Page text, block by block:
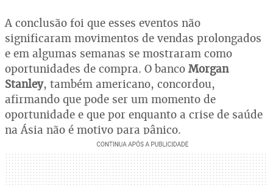
A conclusão foi que esses eventos não
significaram movimentos de vendas prolongados
e em algumas semanas se mostraram como
oportunidades de compra. O banco Morgan
Stanley, também americano, concordou,
afirmando que pode ser um momento de
oportunidade e que por enquanto a crise de saúde
na Ásia não é motivo para pânico.